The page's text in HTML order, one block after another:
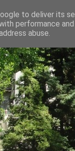
to deliver its
performance
abuse.